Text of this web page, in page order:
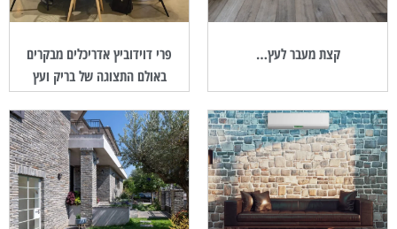
קצת מעבר לעץ…
פרי דוידוביץ אדריכלים מבקרים
באולם התצוגה של בריק ועץ